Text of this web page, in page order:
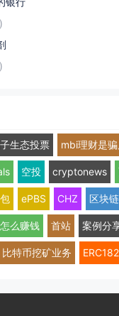
生态投票 mbi理财是骗
空投 cryptonews
ePBS CHZ 区块
么赚钱 首站 案例分
比特币挖矿业务